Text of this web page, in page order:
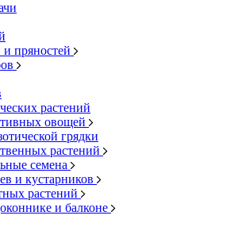
пряностей
растений
овощей
грядки
растений
семена
и кустарников
растений
и балконе